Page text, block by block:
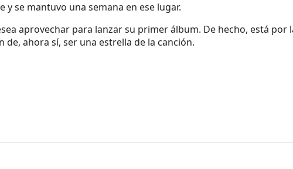
se mantuvo una semana en ese lugar.
aprovechar para lanzar su primer álbum. De hecho, está por
ahora sí, ser una estrella de la canción.